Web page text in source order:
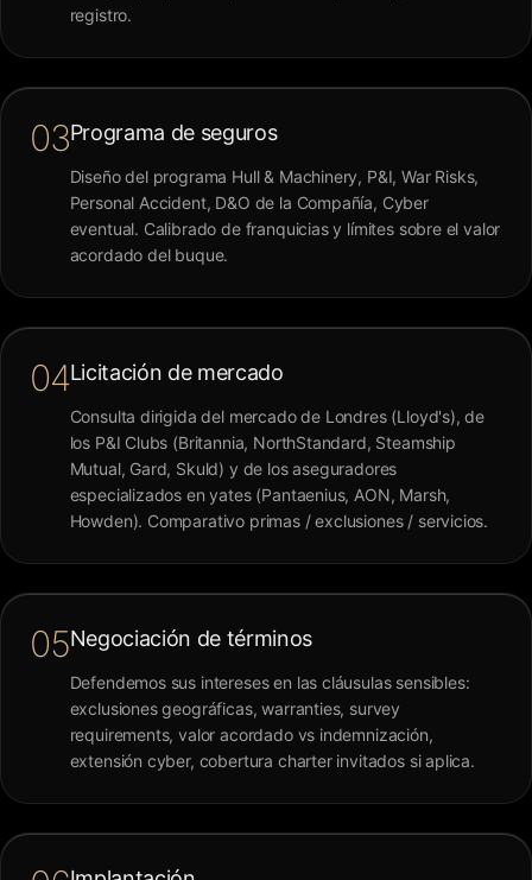
registro.
03Programa de seguros
Diseño del programa Hull & Machinery, P&I, War Risks,
Personal Accident, D&O de la Compañía, Cyber
eventual. Calibrado de franquicias y límites sobre el valor
acordado del buque.
04Licitación de mercado
Consulta dirigida del mercado de Londres (Lloyd's), de
los P&I Clubs (Britannia, NorthStandard, Steamship
Mutual, Gard, Skuld) y de los aseguradores
especializados en yates (Pantaenius, AON, Marsh,
Howden). Comparativo primas / exclusiones / servicios.
05Negociación de términos
Defendemos sus intereses en las cláusulas sensibles:
exclusiones geográficas, warranties, survey
requirements, valor acordado vs indemnización,
extensión cyber, cobertura charter invitados si aplica.